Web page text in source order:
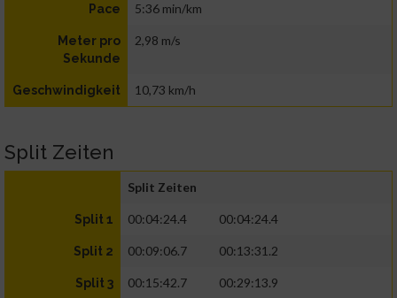
Pace 5:36 min/km
Meter pro
Sekunde
2,98 m/s
Geschwindigkeit 10,73 km/h
Split Zeiten
Split Zeiten
Split 1 00:04:24.4 00:04:24.4
Split 2 00:09:06.7 00:13:31.2
Split 3 00:15:42.7 00:29:13.9